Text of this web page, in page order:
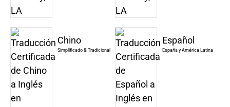
Chino
Simplificado & Tradicional
Español
España y América Latina